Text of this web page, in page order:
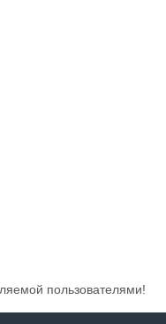
пользователями!